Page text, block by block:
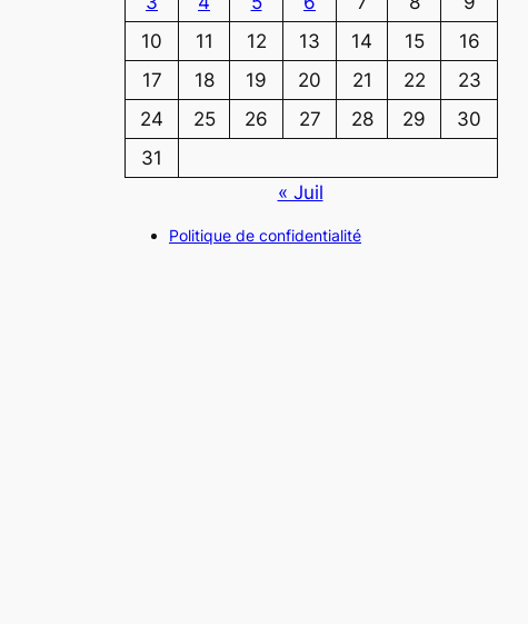
10
11 12 13 14 15
16
17
18 19 20 21 22
23
24
25 26 27 28 29
30
31
« Juil
Politique de confidentialité